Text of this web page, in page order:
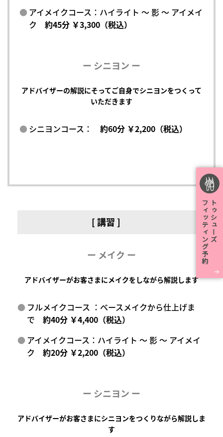
アイメイクコース：ハイライト ～ 影 ～ アイメイ
ク約45分 ￥3,300（税込）
ー シニヨン ー
アドバイザーの解説にそってご自身でシニヨンをつくって
いただきます
シニヨンコース：約60分 ￥2,200（税込）
[ 講習 ]
ー メイク ー
アドバイザーがお客さまにメイクをしながら解説します
フルメイクコース ：ベースメイクから仕上げま
で約40分 ￥4,400（税込）
アイメイクコース：ハイライト ～ 影 ～ アイメイ
ク約20分 ￥2,200（税込）
ー シニヨン ー
アドバイザーがお客さまにシニヨンをつくりながら解説しま
す